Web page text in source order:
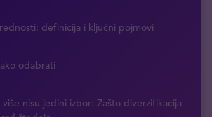
definicija i ključni pojmovi
odabrati
nisu jedini izbor: Zašto diverzifikacija